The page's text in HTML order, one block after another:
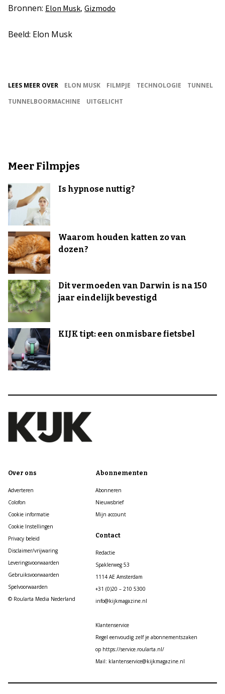
Bronnen: Elon Musk, Gizmodo
Beeld: Elon Musk
LEES MEER OVER ELON MUSK FILMPJE TECHNOLOGIE
TUNNEL
TUNNELBOORMACHINE
UITGELICHT
Meer Filmpjes
Is hypnose nuttig?
Waarom houden katten zo van
dozen?
Dit vermoeden van Darwin is na 150
jaar eindelijk bevestigd
KIJK tipt: een onmisbare fietsbel
Over ons
Adverteren
Colofon
Cookie informatie
Cookie Instellingen
Privacy beleid
Disclaimer/vrijwaring
Leveringsvoorwaarden
Gebruiksvoorwaarden
Spelvoorwaarden
© Roularta Media Nederland
Abonnementen
Abonneren
Nieuwsbrief
Mijn account
Contact
Redactie
Spaklerweg 53
1114 AE Amsterdam
+31 (0)20 – 210 5300
info@kijkmagazine.nl
Klantenservice
Regel eenvoudig zelf je abonnementszaken
op https://service.roularta.nl/
Mail: klantenservice@kijkmagazine.nl